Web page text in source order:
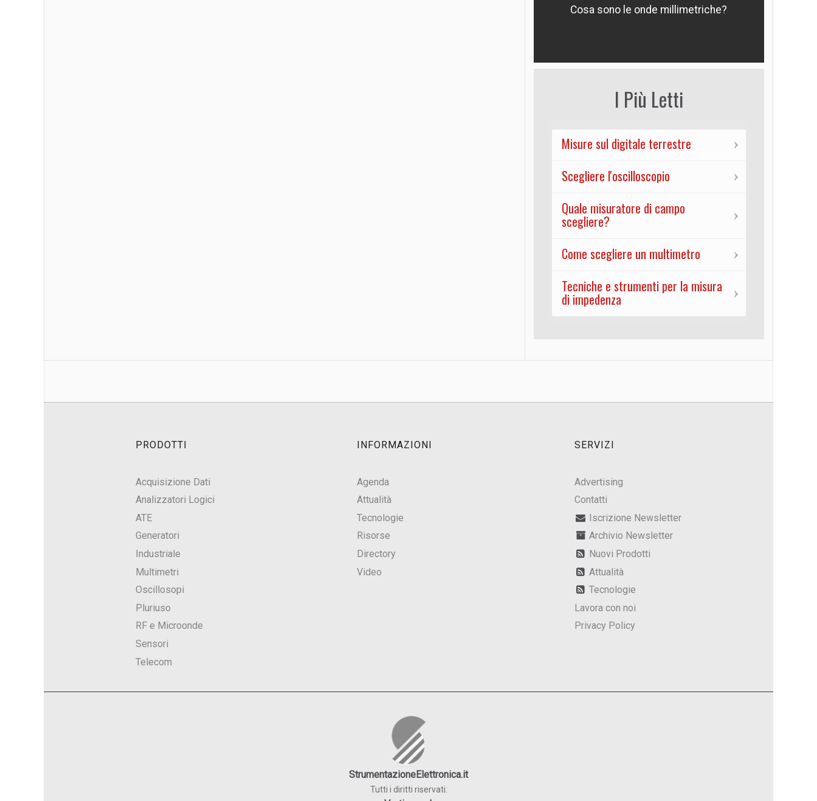
Cosa sono le onde millimetriche?
I Più Letti
Misure sul digitale terrestre
Scegliere l'oscilloscopio
Quale misuratore di campo
scegliere?
Come scegliere un multimetro
Tecniche e strumenti per la misura
di impedenza
PRODOTTI
Acquisizione Dati
Analizzatori Logici
ATE
Generatori
Industriale
Multimetri
Oscillosopi
Pluriuso
RF e Microonde
Sensori
Telecom
INFORMAZIONI
Agenda
Attualità
Tecnologie
Risorse
Directory
Video
SERVIZI
Advertising
Contatti
Iscrizione Newsletter
Archivio Newsletter
Nuovi Prodotti
Attualità
Tecnologie
Lavora con noi
Privacy Policy
StrumentazioneElettronica.it
Tutti i diritti riservati: